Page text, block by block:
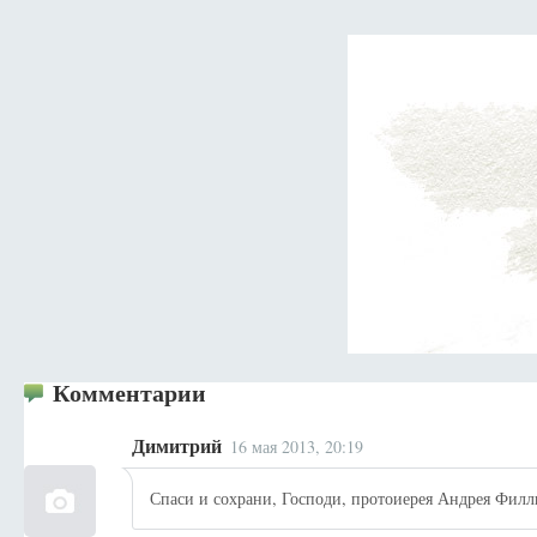
Комментарии
Димитрий 16 мая 2013, 20:19
Спаси и сохрани, Господи, протоиерея Андрея